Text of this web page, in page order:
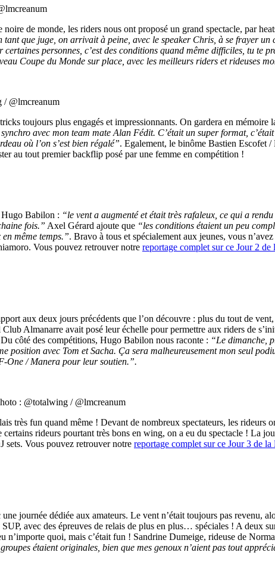
de monde, les riders nous ont proposé un grand spectacle, par
tant que juge, on arrivait à peine, avec le speaker Chris, à se frayer
personnes, c’est des conditions quand même difficiles, tu te
Coupe du Monde sur place, avec les meilleurs riders et rideuses
/ @lmcreanum
toujours plus engagés et impressionnants. On gardera en
avec mon team mate Alan Fédit. C’était un super format,
où l’on s’est bien régalé”. Egalement, le binôme Bastien Escofet
au tout premier backflip posé par une femme en compétition !
Hugo Babilon : “le vent a augmenté et était très rafaleux, ce qui a
fois.” Axel Gérard ajoute que “les conditions étaient un peu
même temps.”. Bravo à tous et spécialement aux jeunes, vous
Vous pouvez retrouver notre reportage complet sur ce Jour 2
aux deux jours précédents que l’on découvre : plus du tout de
Almanarre avait posé leur échelle pour permettre aux riders de
côté des compétitions, Hugo Babilon nous raconte : “Le dimanche,
position avec Tom et Sacha. Ça sera malheureusement mon seul
One / Manera pour leur soutien.”.
: @totalwing / @lmcreanum
très fun quand même ! Devant de nombreux spectateurs, les rideurs
rideurs pourtant très bons en wing, on a eu du spectacle ! La
sets. Vous pouvez retrouver notre reportage complet sur ce Jour 3 de
journée dédiée aux amateurs. Le vent n’était toujours pas revenu,
avec des épreuves de relais de plus en plus… spéciales ! A deux
quoi, mais c’était fun ! Sandrine Dumeige, rideuse de
étaient originales, bien que mes genoux n’aient pas tout